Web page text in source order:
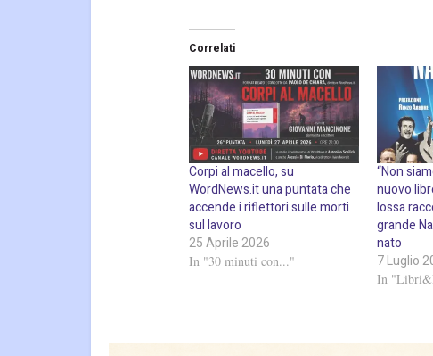
Correlati
Corpi al macello, su
WordNews.it una puntata che
accende i riflettori sulle morti
sul lavoro
25 Aprile 2026
In "30 minuti con..."
“Non
nuovo
Iossa
grande
nato
7 Luglio
In